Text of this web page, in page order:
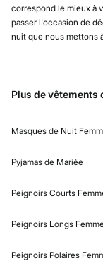
correspond le mieux à
passer l'occasion de
nuit que nous mettons
Plus de vêtements
Masques de Nuit
Pyjamas de Mariée
Peignoirs Courts
Peignoirs Longs
Peignoirs Polaires